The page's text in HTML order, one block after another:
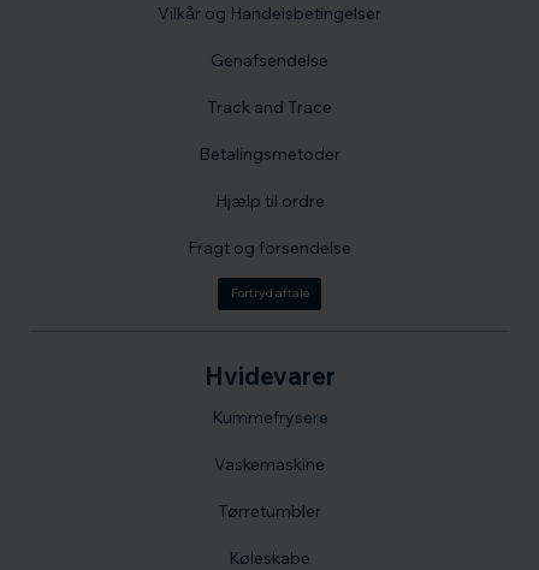
Hvidevarer
Kummefrysere
Vaskemaskine
Tørretumbler
Køleskabe
Vilkår og Handelsbetingelser
Genafsendelse
Track and Trace
Betalingsmetoder
Hjælp til ordre
Fragt og forsendelse
Fortryd aftale